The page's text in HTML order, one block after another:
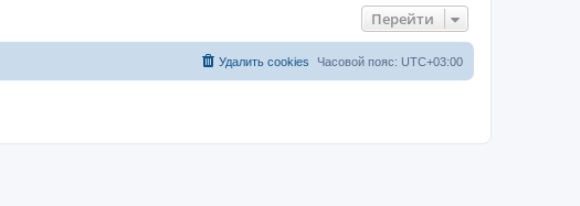
Перейти
Часовой пояс: UTC+03:00
Удалить cookies